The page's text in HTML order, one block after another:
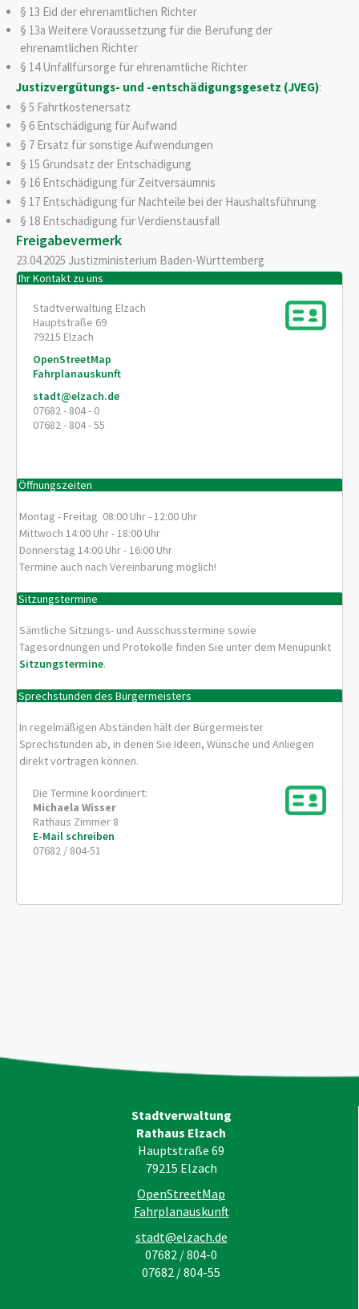
§ 13 Eid der ehrenamtlichen Richter
§ 13a Weitere Voraussetzung für die Berufung der
ehrenamtlichen Richter
§ 14 Unfallfürsorge für ehrenamtliche Richter
Justizvergütungs- und -entschädigungsgesetz (JVEG):
§ 5 Fahrtkostenersatz
§ 6 Entschädigung für Aufwand
§ 7 Ersatz für sonstige Aufwendungen
§ 15 Grundsatz der Entschädigung
§ 16 Entschädigung für Zeitversäumnis
§ 17 Entschädigung für Nachteile bei der Haushaltsführung
§ 18 Entschädigung für Verdienstausfall
Freigabevermerk
23.04.2025 Justizministerium Baden-Württemberg
Ihr Kontakt zu uns
Stadtverwaltung Elzach
Hauptstraße 69
79215 Elzach
OpenStreetMap
Fahrplanauskunft
stadt@elzach.de
07682 - 804 - 0
07682 - 804 - 55
Öffnungszeiten
Montag - Freitag 08:00 Uhr - 12:00 Uhr
Mittwoch 14:00 Uhr - 18:00 Uhr
Donnerstag 14:00 Uhr - 16:00 Uhr
Termine auch nach Vereinbarung möglich!
Sitzungstermine
Sämtliche Sitzungs- und Ausschusstermine sowie
Tagesordnungen und Protokolle finden Sie unter dem Menüpunkt
Sitzungstermine.
Sprechstunden des Bürgermeisters
In regelmäßigen Abständen hält der Bürgermeister
Sprechstunden ab, in denen Sie Ideen, Wünsche und Anliegen
direkt vortragen können.
Die Termine koordiniert:
Michaela Wisser
Rathaus Zimmer 8
E-Mail schreiben
07682 / 804-51
Stadtverwaltung
Rathaus Elzach
Hauptstraße 69
79215 Elzach
OpenStreetMap
Fahrplanauskunft
stadt@elzach.de
07682 / 804-0
07682 / 804-55